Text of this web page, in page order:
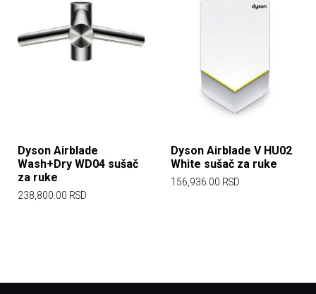
Dyson Airblade
Wash+Dry WD04 sušač
za ruke
238,800.00 RSD
Dyson Airblade V HU02
White sušač za ruke
156,936.00 RSD